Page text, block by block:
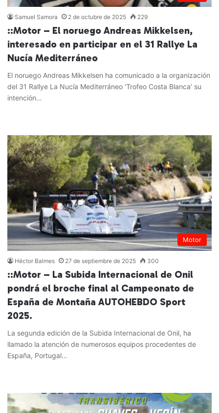
Samuel Samora 2 de octubre de 2025 229
::Motor – El noruego Andreas Mikkelsen,
interesado en participar en el 31 Rallye La
Nucía Mediterráneo
El noruego Andreas Mikkelsen ha comunicado a la organización
del 31 Rallye La Nucía Mediterráneo ‘Trofeo Costa Blanca’ su
intención…
Motor
Héctor Balmes 27 de septiembre de 2025 300
::Motor – La Subida Internacional de Onil
pondrá el broche final al Campeonato de
España de Montaña AUTOHEBDO Sport
2025.
La segunda edición de la Subida Internacional de Onil, ha
llamado la atención de numerosos equipos procedentes de
España, Portugal…